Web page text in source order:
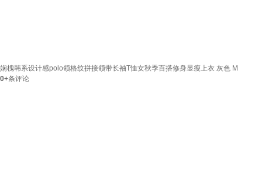
娴槐韩系设计感polo领格纹拼接领带长袖T恤女秋季百搭修身显瘦上衣 灰色 M
0+条评论